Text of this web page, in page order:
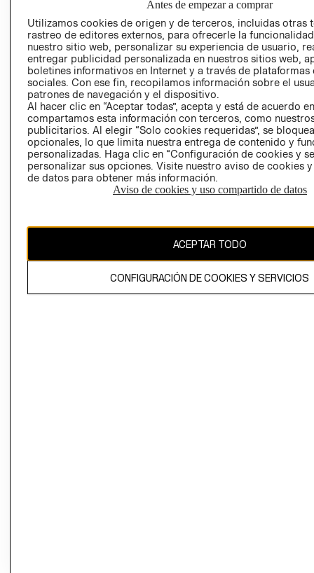
AVISO DE
PRIVACIDAD
GIFT CARD
AVISO DE
COOKIES
Uruguay ($U)
El contenido de esta página web está protegido por copyright y es
propiedad de H&M Hennes & Mauritz AB.
Antes de empezar a comprar
Utilizamos cookies de origen y de terceros, incluidas otras
rastreo de editores externos, para ofrecerle la
nuestro sitio web, personalizar su experiencia de usuario,
entregar publicidad personalizada en nuestros sitios web,
boletines informativos en Internet y a través de plataformas
sociales. Con ese fin, recopilamos información sobre el
patrones de navegación y el dispositivo.
Al hacer clic en “Aceptar todas”, acepta y está de acuerdo
compartamos esta información con terceros, como
publicitarios. Al elegir “Solo cookies requeridas”, se
opcionales, lo que limita nuestra entrega de contenido y
personalizadas. Haga clic en “Configuración de cookies y
personalizar sus opciones. Visite nuestro aviso de cookies
de datos para obtener más información.
Aviso de cookies y uso compartido de datos
ACEPTAR TODO
CONFIGURACIÓN DE COOKIES Y SERVICIOS